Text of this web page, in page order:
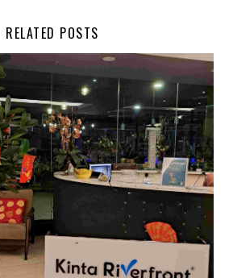
RELATED POSTS